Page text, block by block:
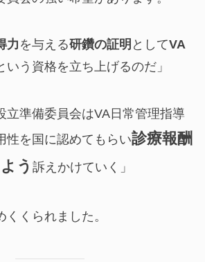
力を与える研鑽の証明 としてVA
いう資格を立ち上げるのだ」
立準備委員会はVA日常管理指導
性を国に認めてもらい診療報酬
う 訴えかけていく」
くくられました。